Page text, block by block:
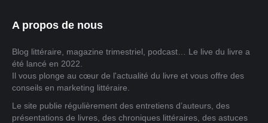
A propos de nous
Blog littéraire, magazine trimestriel, podcast… Le live du livre a
été lancé en 2022.
Il vous plonge au cœur de l'actualité du livre et vous offre des
conseils en marketing littéraire.
Le site publie régulièrement des entretiens d’auteurs, des
présentations de livres, des chroniques littéraires, des astuces